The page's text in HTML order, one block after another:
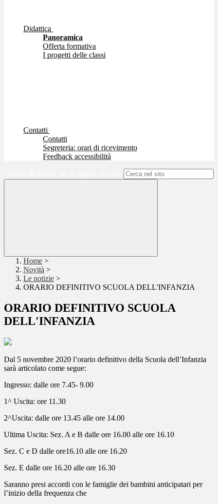
Didattica
Panoramica
Offerta formativa
I progetti delle classi
Contatti
Contatti
Segreteria: orari di ricevimento
Feedback accessibilità
Home >
Novità >
Le notizie >
ORARIO DEFINITIVO SCUOLA DELL'INFANZIA
ORARIO DEFINITIVO SCUOLA
DELL'INFANZIA
Dal 5 novembre 2020 l’orario definitivo della Scuola dell’Infanzia
sarà articolato come segue:
Ingresso: dalle ore 7.45- 9.00
1^ Uscita: ore 11.30
2^Uscita: dalle ore 13.45 alle ore 14.00
Ultima Uscita: Sez. A e B dalle ore 16.00 alle ore 16.10
Sez. C e D dalle ore16.10 alle ore 16.20
Sez. E dalle ore 16.20 alle ore 16.30
Saranno presi accordi con le famiglie dei bambini anticipatari per
l’inizio della frequenza che